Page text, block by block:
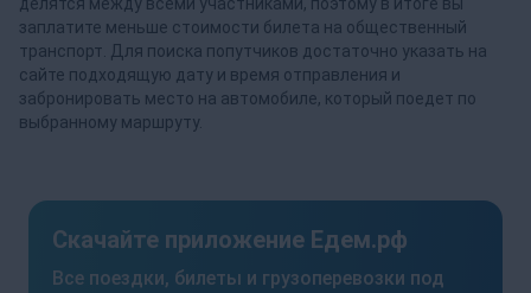
заплатите меньше стоимости билета на общественный
транспорт. Для поиска попутчиков достаточно указать на
сайте подходящую дату и время отправления и
забронировать место на автомобиле, который поедет по
выбранному маршруту.
Скачайте приложение Едем.рф
Все поездки, билеты и грузоперевозки под